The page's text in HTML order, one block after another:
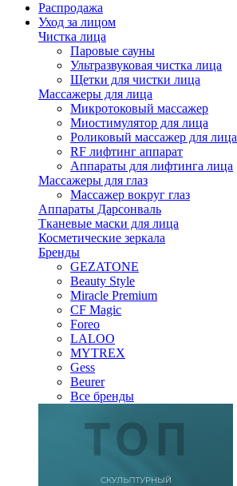
Распродажа
Уход за лицом
Чистка лица
Паровые сауны
Ультразвуковая чистка лица
Щетки для чистки лица
Массажеры для лица
Микротоковый массажер
Миостимулятор для лица
Роликовый массажер для лица
RF лифтинг аппарат
Аппараты для лифтинга лица
Массажеры для глаз
Массажер вокруг глаз
Аппараты Дарсонваль
Тканевые маски для лица
Косметические зеркала
Бренды
GEZATONE
Beauty Style
Miracle Premium
CF Magic
Foreo
LALOO
MYTREX
Gess
Beurer
Все бренды